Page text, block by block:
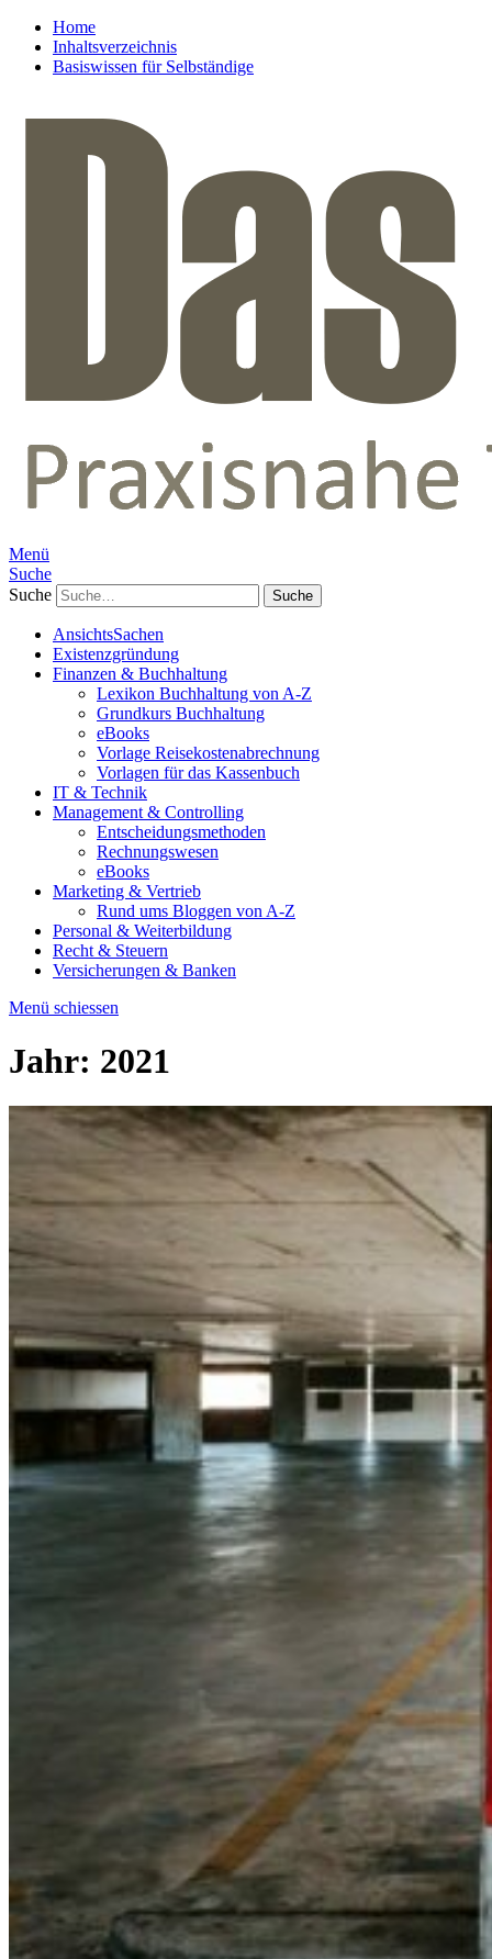
Home
Inhaltsverzeichnis
Basiswissen für Selbständige
Menü
Suche
Suche
AnsichtsSachen
Existenzgründung
Finanzen & Buchhaltung
Lexikon Buchhaltung von A-Z
Grundkurs Buchhaltung
eBooks
Vorlage Reisekostenabrechnung
Vorlagen für das Kassenbuch
IT & Technik
Management & Controlling
Entscheidungsmethoden
Rechnungswesen
eBooks
Marketing & Vertrieb
Rund ums Bloggen von A-Z
Personal & Weiterbildung
Recht & Steuern
Versicherungen & Banken
Menü schiessen
Jahr: 2021